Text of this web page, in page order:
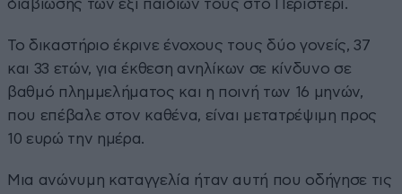
διαβίωσης των έξι παιδιών τους στο Περιστέρι.
Το δικαστήριο έκρινε ένοχους τους δύο γονείς, 37
και 33 ετών, για έκθεση ανηλίκων σε κίνδυνο σε
βαθμό πλημμελήματος και η ποινή των 16 μηνών,
που επέβαλε στον καθένα, είναι μετατρέψιμη προς
10 ευρώ την ημέρα.
Μια ανώνυμη καταγγελία ήταν αυτή που οδήγησε τις